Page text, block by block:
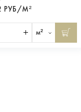
РУБ/М²
м²